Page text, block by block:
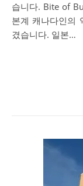
습니다. Bite of
본계 캐나다인의
겼습니다. 일본…